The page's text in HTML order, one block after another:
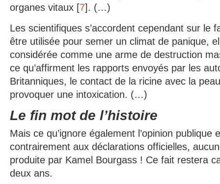
organes vitaux [7]. (…)
Les scientifiques s’accordent cependant sur le
être utilisée pour semer un climat de panique,
considérée comme une arme de destruction
ce qu’affirment les rapports envoyés par les
Britanniques, le contact de la ricine avec la
provoquer une intoxication. (…)
Le fin mot de l’histoire
Mais ce qu’ignore également l’opinion publique
contrairement aux déclarations officielles,
produite par Kamel Bourgass ! Ce fait restera
deux ans.